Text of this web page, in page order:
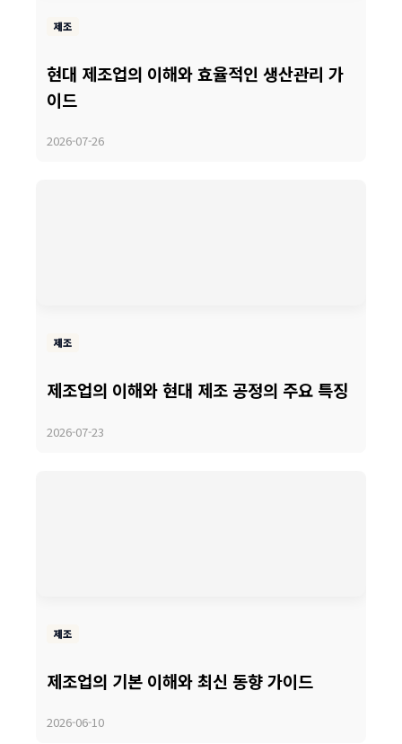
제조
현대 제조업의 이해와 효율적인 생산관리 가
이드
2026-07-26
제조
제조업의 이해와 현대 제조 공정의 주요 특징
2026-07-23
제조
제조업의 기본 이해와 최신 동향 가이드
2026-06-10